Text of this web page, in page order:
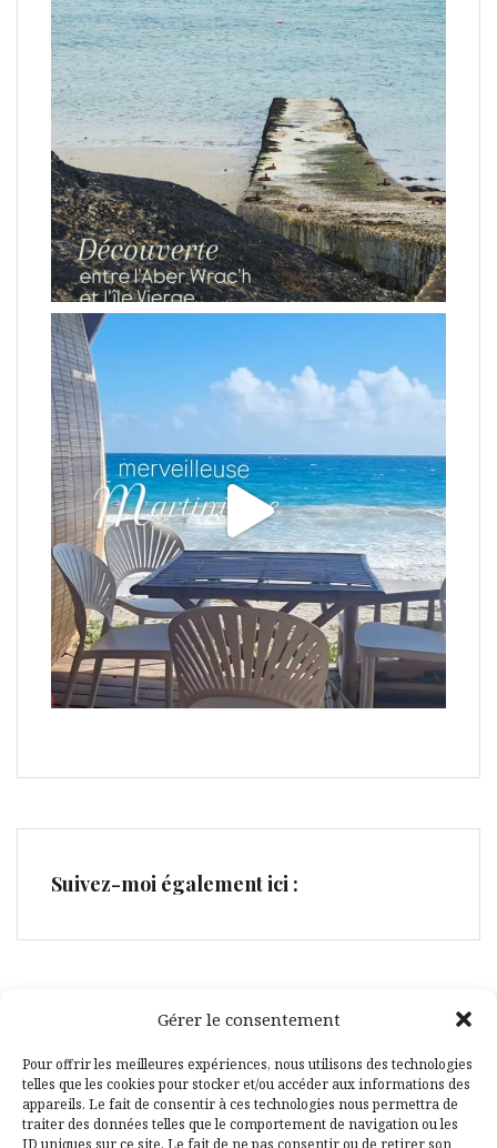
Gérer le consentement
Pour offrir les meilleures expériences, nous utilisons des technologies
telles que les cookies pour stocker et/ou accéder aux informations des
appareils. Le fait de consentir à ces technologies nous permettra de
traiter des données telles que le comportement de navigation ou les
ID uniques sur ce site. Le fait de ne pas consentir ou de retirer son
Suivez-moi également ici :
Facebook
Pinterest